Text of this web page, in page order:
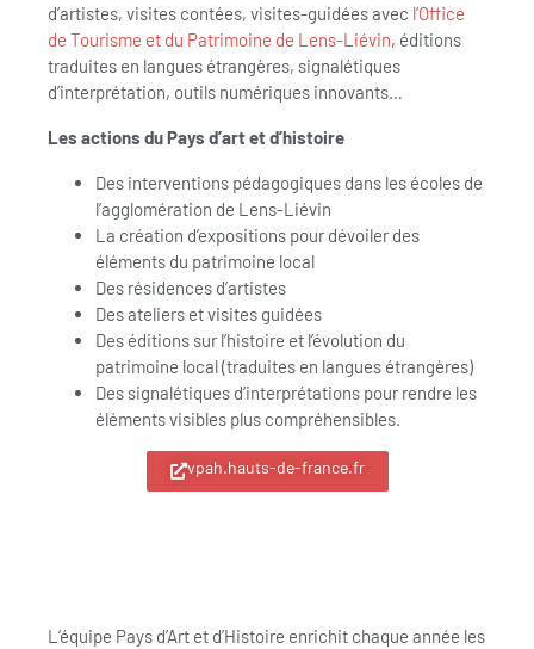
d’artistes, visites contées, visites-guidées avec l’Office
de Tourisme et du Patrimoine de Lens-Liévin, éditions
traduites en langues étrangères, signalétiques
d’interprétation, outils numériques innovants…
Les actions du Pays d’art et d’histoire
Des interventions pédagogiques dans les écoles de
l’agglomération de Lens-Liévin
La création d’expositions pour dévoiler des
éléments du patrimoine local
Des résidences d’artistes
Des ateliers et visites guidées
Des éditions sur l’histoire et l’évolution du
patrimoine local (traduites en langues étrangères)
Des signalétiques d’interprétations pour rendre les
éléments visibles plus compréhensibles.
vpah.hauts-de-france.fr
L’équipe Pays d’Art et d’Histoire enrichit chaque année les